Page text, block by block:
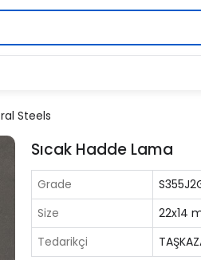
Steels
Sıcak Hadde Lama
Grade
Size
22x14
Tedarikçi